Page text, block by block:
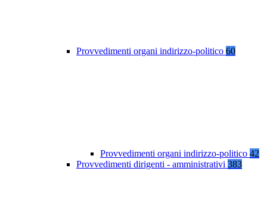
Provvedimenti organi indirizzo-politico 60
Provvedimenti organi indirizzo-politico 42
Provvedimenti dirigenti - amministrativi 383